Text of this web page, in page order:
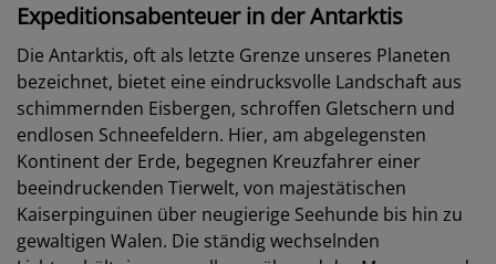
Expeditionsabenteuer in der Antarktis
Die Antarktis, oft als letzte Grenze unseres Planeten
bezeichnet, bietet eine eindrucksvolle Landschaft aus
schimmernden Eisbergen, schroffen Gletschern und
endlosen Schneefeldern. Hier, am abgelegensten
Kontinent der Erde, begegnen Kreuzfahrer einer
beeindruckenden Tierwelt, von majestätischen
Kaiserpinguinen über neugierige Seehunde bis hin zu
gewaltigen Walen. Die ständig wechselnden